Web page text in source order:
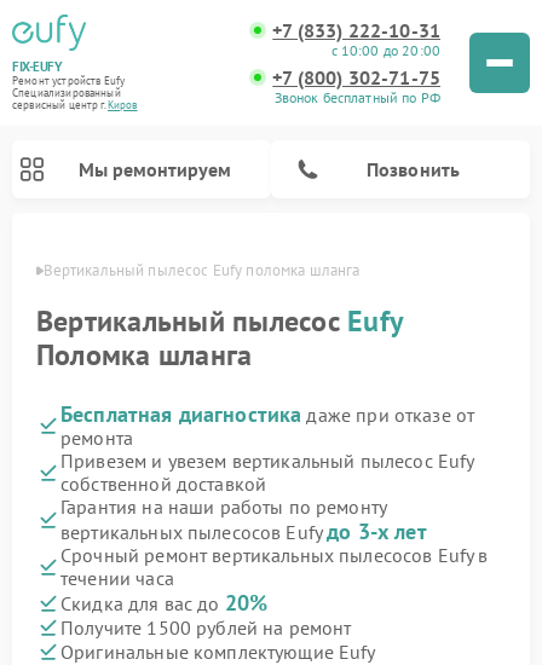
FIX-EUFY
Ремонт устройств Eufy
Специализированный
cервисный центр г.Киров
+7 (833) 222-10-31
с 10:00 до 20:00
+7 (800) 302-71-75
Звонок бесплатный по РФ
Мы ремонтируем Позвонить
Вертикальный пылесос Eufy поломка шланга
Вертикальный пылесос Eufy
Поломка шланга
Бесплатная диагностика даже при отказе от
ремонта
Привезем и увезем вертикальный пылесос Eufy
собственной доставкой
Гарантия на наши работы по ремонту
вертикальных пылесосов Eufyдо 3-х лет
Срочный ремонт вертикальных пылесосов Eufy в
течении часа
Скидка для вас до 20%
Получите 1500 рублей на ремонт
Оригинальные комплектующие Eufy